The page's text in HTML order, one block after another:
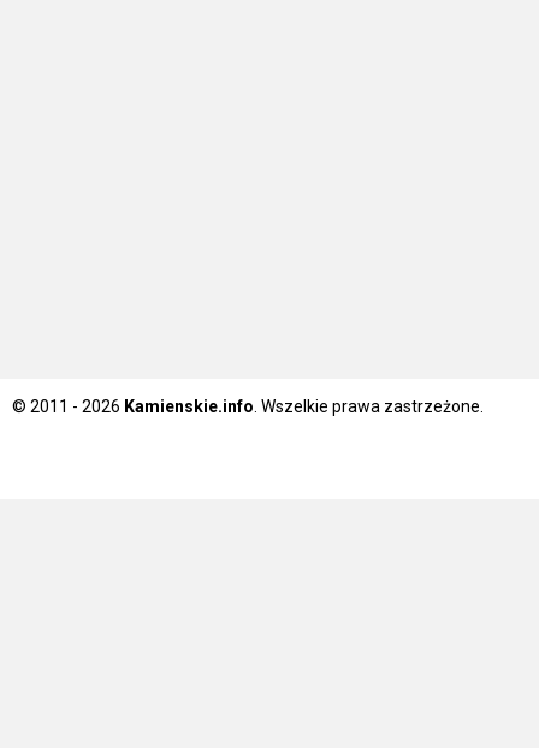
© 2011 - 2026 Kamienskie.info . Wszelkie prawa zastrzeżone.